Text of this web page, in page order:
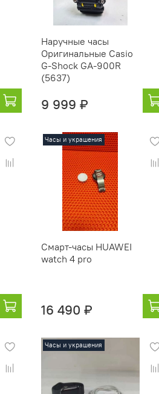
Наручные часы
Оригинальные Casio
G-Shock GA-900R
(5637)
9 999 ₽
Часы и украшения
Смарт-часы HUAWEI
watch 4 pro
16 490 ₽
Часы и украшения